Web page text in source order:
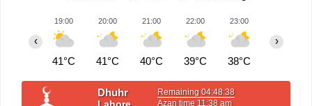
19:00
41°C
20:00
41°C
21:00
40°C
22:00
39°C
23:00
38°C
‹ ›